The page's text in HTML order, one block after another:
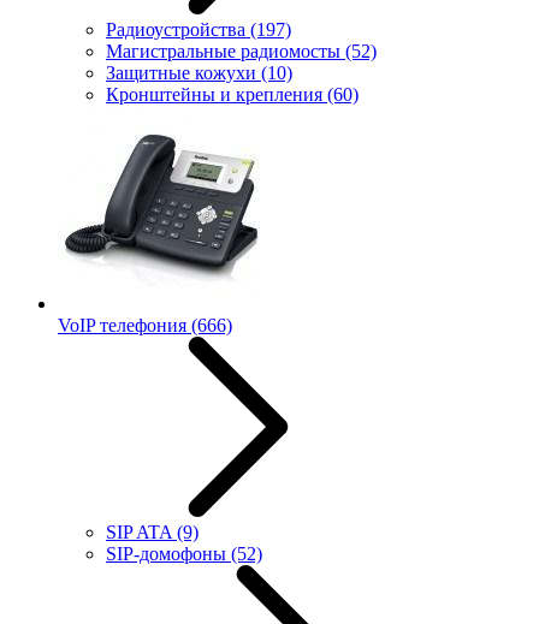
Радиоустройства (197)
Магистральные радиомосты (52)
Защитные кожухи (10)
Кронштейны и крепления (60)
VoIP телефония (666)
SIP ATA (9)
SIP-домофоны (52)